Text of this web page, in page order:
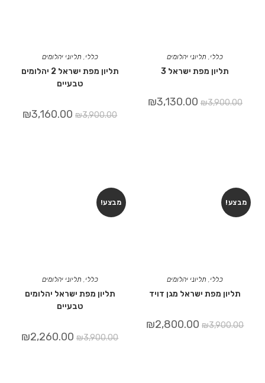
כללי, תליוני יהלומים
תליון מפת ישראל 2 יהלומים
טבעיים
₪3,900.00
₪3,160.00
כללי, תליוני יהלומים
תליון מפת ישראל 3
₪3,900.00
₪3,130.00
מבצע!
כללי תליוני יהלומים
תליון מפת ישראל יהלומים
טבעיים
₪3,900.00
₪2,260.00
מבצע!
כללי תליוני יהלומים
תליון מפת ישראל מגן דויד
₪3,900.00
₪2,800.00